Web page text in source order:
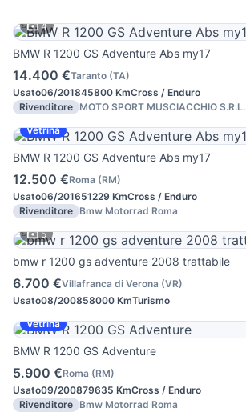
4
BMW R 1200 GS Adventure Abs my17
14.400 €Taranto (TA)
Usato06/201845800 KmCross / Enduro
Rivenditore MOTO SPORT MUSCIACCHIO S.R.L.
Vetrina
BMW R 1200 GS Adventure Abs my17
12.500 €Roma (RM)
Usato06/201651229 KmCross / Enduro
Rivenditore Bmw Motorrad Roma
5
bmw r 1200 gs adventure 2008 trattabile
6.700 €Villafranca di Verona (VR)
Usato08/200858000 KmTurismo
Vetrina
BMW R 1200 GS Adventure
5.900 €Roma (RM)
Usato09/200879635 KmCross / Enduro
Rivenditore Bmw Motorrad Roma